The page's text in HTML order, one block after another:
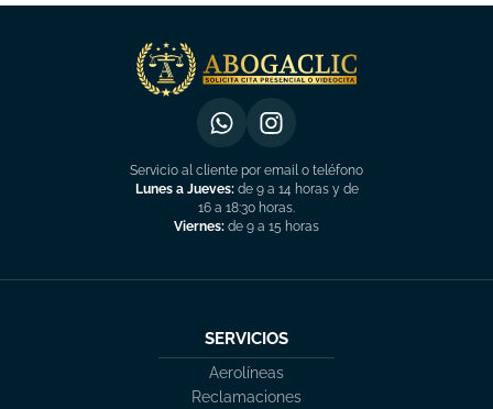
Servicio al cliente por email o teléfono
Lunes a Jueves:de 9 a 14 horas y de
16 a 18:30 horas.
Viernes: de 9 a 15 horas
SERVICIOS
Aerolíneas
Reclamaciones